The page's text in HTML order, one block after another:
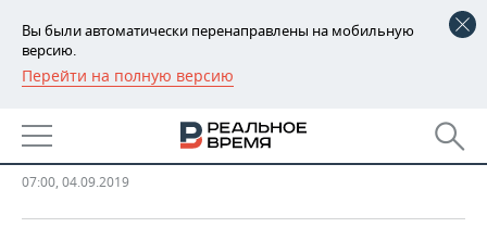
Вы были автоматически перенаправлены на мобильную
версию.
Перейти на полную версию
РЕГИОНЫ
БАШКОРТОСТАН
ТАТАРСТАН
НОВОСТИ
АНАЛИТИКА
так ничего и не понял
07:00, 04.09.2019